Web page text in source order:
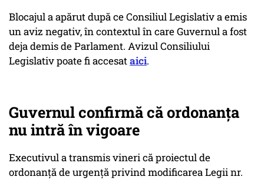
Blocajul a apărut după ce Consiliul Legislativ a emis
un aviz negativ, în contextul în care Guvernul a fost
deja demis de Parlament. Avizul Consiliului
Legislativ poate fi accesataici.
Guvernul confirmă că ordonanța
nu intră în vigoare
Executivul a transmis vineri că proiectul de
ordonanță de urgență privind modificarea Legii nr.